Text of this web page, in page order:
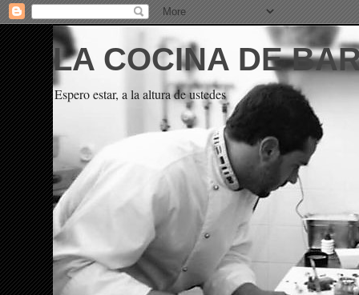
LA COCINA DE
Espero estar, a la altura de ustedes